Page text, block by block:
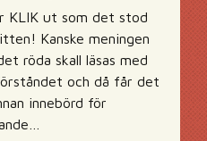
KLIK ut som det stod
Kanske meningen
röda skall läsas med
och då får det
innebörd för